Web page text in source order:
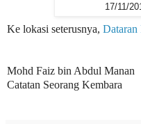
17/11/
Ke lokasi seterusnya, Dataran
Mohd Faiz bin Abdul Manan
Catatan Seorang Kembara